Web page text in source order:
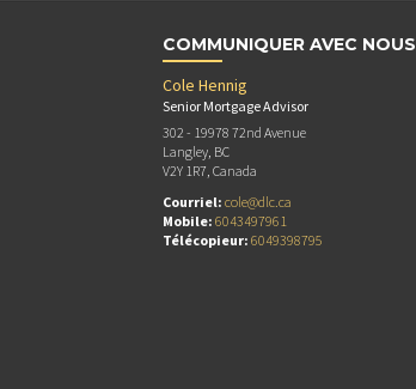
COMMUNIQUER AVEC NOUS
Cole Hennig
Senior Mortgage Advisor
302 - 19978 72nd Avenue
Langley, BC
V2Y 1R7, Canada
Courriel: cole@dlc.ca
Mobile: 6043497961
Télécopieur: 6049398795